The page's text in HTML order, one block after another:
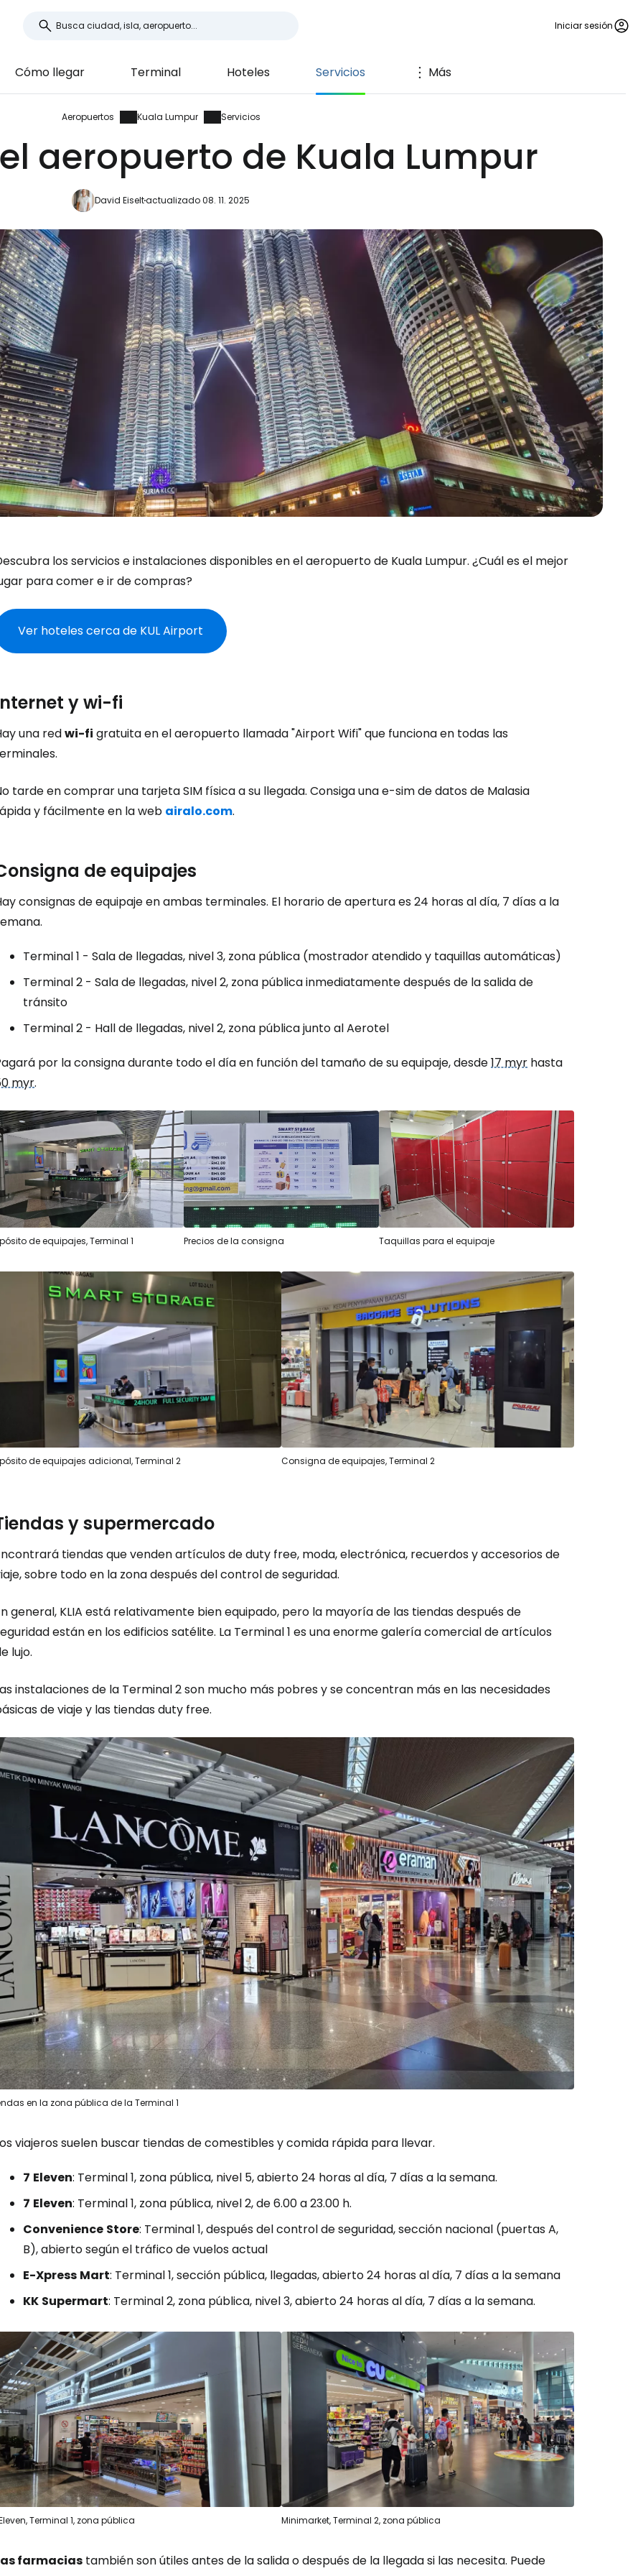
Iniciar sesión
Cómo llegar Terminal Hoteles Servicios Más
Aeropuertos Kuala Lumpur Servicios
aeropuerto de Kuala Lumpur
David Eiseltactualizado 08. 11. 2025
los servicios e instalaciones disponibles en el aeropuerto de Kuala Lumpur. ¿Cuál es el mejor
para comer e ir de compras?
Ver hoteles cerca de KUL Airport
y wi-fi
una redwi-fi gratuita en el aeropuerto llamada "Airport Wifi" que funciona en todas las
tarde en comprar una tarjeta SIM física a su llegada. Consiga una e-sim de datos de Malasia
y fácilmente en la web airalo.com.
de equipajes
consignas de equipaje en ambas terminales. El horario de apertura es 24 horas al día, 7 días a la
Terminal 1 - Sala de llegadas, nivel 3, zona pública (mostrador atendido y taquillas automáticas)
Terminal 2 - Sala de llegadas, nivel 2, zona pública inmediatamente después de la salida de
tránsito
Terminal 2 - Hall de llegadas, nivel 2, zona pública junto al Aerotel
por la consigna durante todo el día en función del tamaño de su equipaje, desde17 myr hasta
myr.
de equipajes, Terminal 1 Precios de la consigna Taquillas para el equipaje
de equipajes adicional, Terminal 2 Consigna de equipajes, Terminal 2
y supermercado
tiendas que venden artículos deduty free, moda, electrónica, recuerdos y accesorios de
sobre todo en la zona después del control de seguridad.
general, KLIA está relativamente bien equipado, pero la mayoría de las tiendas después de
están en los edificios satélite. La Terminal 1 es una enorme galería comercial de artículos
lujo.
instalaciones de la Terminal 2 son mucho más pobres y se concentran más en las necesidades
de viaje y las tiendasduty free.
en la zona pública de la Terminal 1
viajeros suelen buscar tiendas de comestibles y comida rápida para llevar.
7 Eleven: Terminal 1, zona pública, nivel 5, abierto 24 horas al día, 7 días a la semana.
7 Eleven: Terminal 1, zona pública, nivel 2, de 6.00 a 23.00 h.
Convenience Store: Terminal 1, después del control de seguridad, sección nacional (puertas A,
B), abierto según el tráfico de vuelos actual
E-Xpress Mart: Terminal 1, sección pública, llegadas, abierto 24 horas al día, 7 días a la semana
KK Supermart: Terminal 2, zona pública, nivel 3, abierto 24 horas al día, 7 días a la semana.
Terminal 1, zona pública Minimarket, Terminal 2, zona pública
farmacias también son útiles antes de la salida o después de la llegada si las necesita. Puede
Iniciar sesión en Cestee
... la comunidad mundial de viajeros
Continuar con Google
Continuar con Email